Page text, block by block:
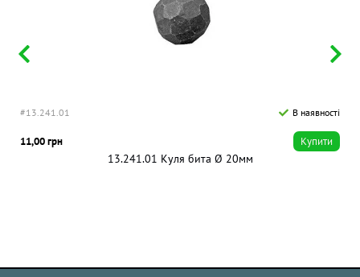
#13.241.01 В наявності
11,00 грн Купити
13.241.01 Куля бита Ø 20мм